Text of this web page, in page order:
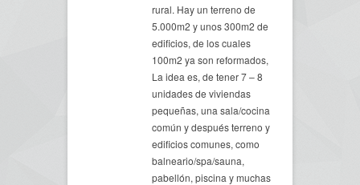
rural. Hay un terreno de
5.000m2 y unos 300m2 de
edificios, de los cuales
100m2 ya son reformados,
La idea es, de tener 7 – 8
unidades de viviendas
pequeñas, una sala/cocina
común y después terreno y
edificios comunes, como
balneario/spa/sauna,
pabellón, piscina y muchas